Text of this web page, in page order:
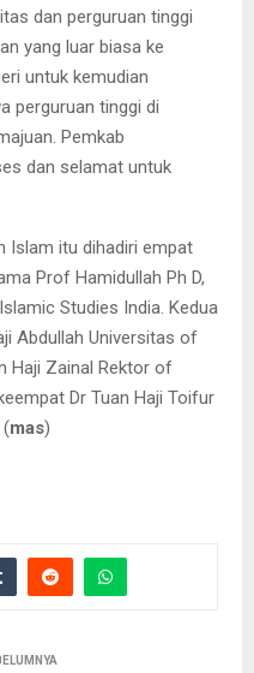
dan perguruan tinggi
yang luar biasa ke
untuk kemudian
perguruan tinggi di
Pemkab
dan selamat untuk
Islam itu dihadiri empat
Prof Hamidullah Ph D,
Studies India. Kedua
Abdullah Universitas of
Haji Zainal Rektor of
Dr Tuan Haji Toifur
(mas)